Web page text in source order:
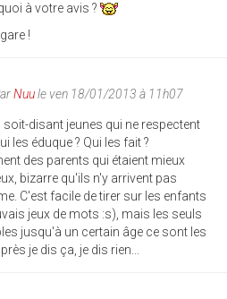
à votre avis ?
!
Nuule ven 18/01/2013 à 11h07
soit-disant jeunes qui ne respectent
les éduque ? Qui les fait ?
des parents qui étaient mieux
bizarre qu'ils n'y arrivent pas
C'est facile de tirer sur les enfants
jeux de mots :s), mais les seuls
jusqu'à un certain âge ce sont les
je dis ça, je dis rien...